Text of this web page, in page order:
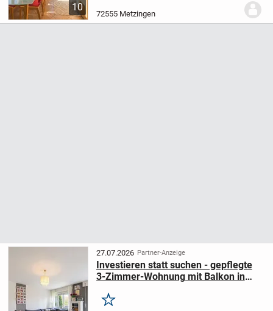
10
Familienhauses in Metzingen und
überzeugt durch ihre helle, freundliche
72555 Metzingen
27.07.2026 Partner-Anzeige
Investieren statt suchen - gepflegte
3-Zimmer-Wohnung mit Balkon in
Merken